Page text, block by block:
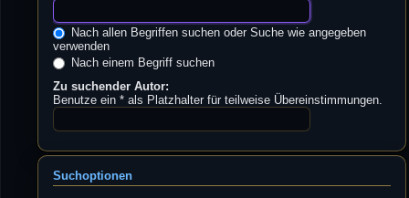
Nach allen Begriffen suchen oder Suche wie angegeben
verwenden
Nach einem Begriff suchen
Zu suchender Autor:
Benutze ein * als Platzhalter für teilweise Übereinstimmungen.
Suchoptionen